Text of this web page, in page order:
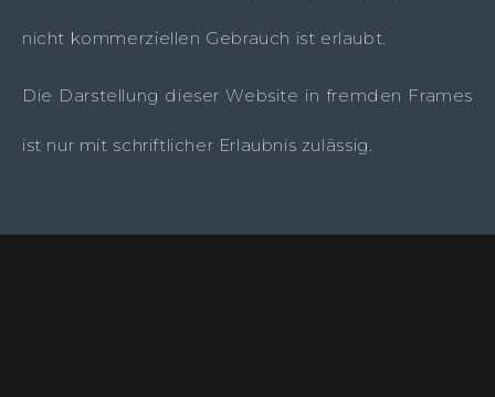
nicht kommerziellen Gebrauch ist erlaubt.
Die Darstellung dieser Website in fremden Frames
ist nur mit schriftlicher Erlaubnis zulässig.